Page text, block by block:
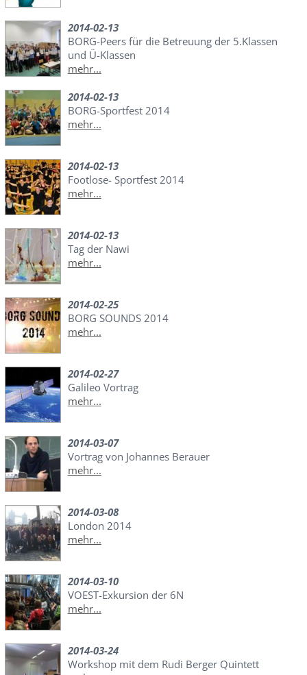
2014-02-13
BORG-Peers für die Betreuung der 5.Klassen
und Ü-Klassen
mehr...
2014-02-13
BORG-Sportfest 2014
mehr...
2014-02-13
Footlose- Sportfest 2014
mehr...
2014-02-13
Tag der Nawi
mehr...
2014-02-25
BORG SOUNDS 2014
mehr...
2014-02-27
Galileo Vortrag
mehr...
2014-03-07
Vortrag von Johannes Berauer
mehr...
2014-03-08
London 2014
mehr...
2014-03-10
VOEST-Exkursion der 6N
mehr...
2014-03-24
Workshop mit dem Rudi Berger Quintett